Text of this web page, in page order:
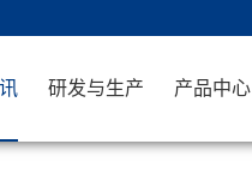
研发与生产 产品中心